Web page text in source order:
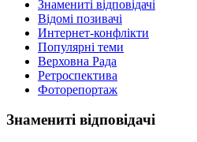
Знамениті відповідачі
Відомі позивачі
Интернет-конфлікти
Популярні теми
Верховна Рада
Ретроспектива
Фоторепортаж
Знамениті відповідачі